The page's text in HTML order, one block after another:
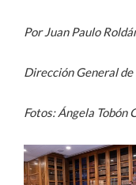
Por Juan Paulo
Dirección General
Fotos: Ángela Tobón